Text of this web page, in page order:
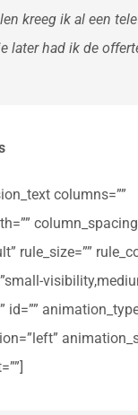
kreeg ik al een
later had ik de
columns=””
rule_size=””
id=””